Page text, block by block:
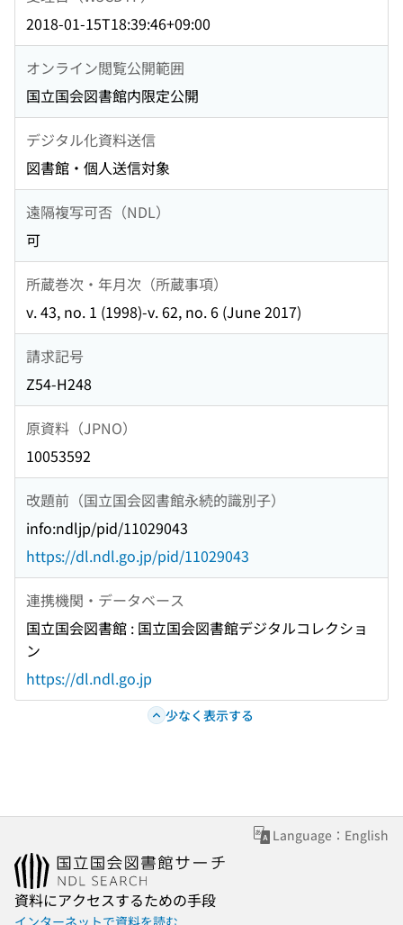
2018-01-15T18:39:46+09:00
オンライン閲覧公開範囲
国立国会図書館内限定公開
デジタル化資料送信
図書館・個人送信対象
遠隔複写可否（NDL）
可
所蔵巻次・年月次（所蔵事項）
v. 43, no. 1 (1998)-v. 62, no. 6 (June 2017)
請求記号
Z54-H248
原資料（JPNO）
10053592
改題前（国立国会図書館永続的識別子）
info:ndljp/pid/11029043
https://dl.ndl.go.jp/pid/11029043
連携機関・データベース
国立国会図書館 : 国立国会図書館デジタルコレクショ
ン
https://dl.ndl.go.jp
少なく表示する
Language：English
資料にアクセスするための手段